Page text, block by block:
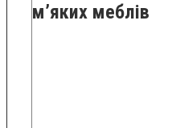
м’яких меблів